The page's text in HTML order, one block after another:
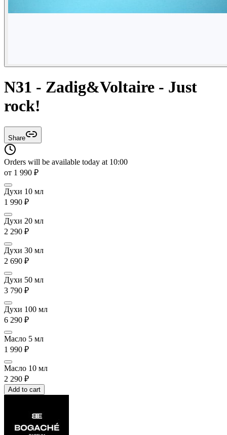
N31 - Zadig&Voltaire - Just
rock!
Share
Orders will be available today at 10:00
от 1 990 ₽
Духи 10 мл
1 990 ₽
Духи 20 мл
2 290 ₽
Духи 30 мл
2 690 ₽
Духи 50 мл
3 790 ₽
Духи 100 мл
6 290 ₽
Масло 5 мл
1 990 ₽
Масло 10 мл
2 290 ₽
Add to cart